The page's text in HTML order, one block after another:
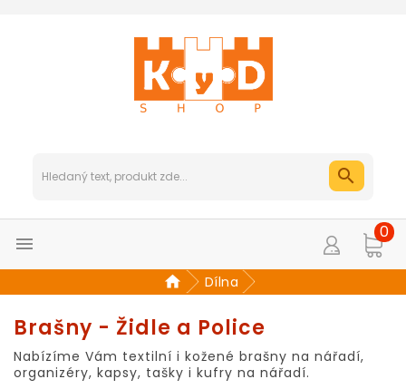

0
Dílna
Brašny - Židle a Police
Nabízíme Vám textilní i kožené brašny na nářadí,
organizéry, kapsy, tašky i kufry na nářadí.